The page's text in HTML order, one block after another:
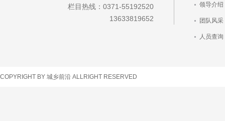
栏目热线：0371-55192520
13633819652
领导介绍
团队风采
人员查询
COPYRIGHT BY 城乡前沿 ALLRIGHT RESERVED